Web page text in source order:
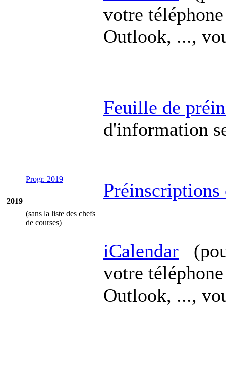
votre
Outlook, ...,
2019
Progr. 2019
(sans la liste des chefs
de courses)
Feuille de
d'information
Préinscriptions
iCalendar
votre
Outlook, ...,